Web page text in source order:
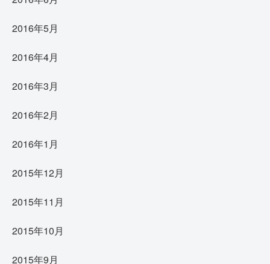
2016年5月
2016年4月
2016年3月
2016年2月
2016年1月
2015年12月
2015年11月
2015年10月
2015年9月